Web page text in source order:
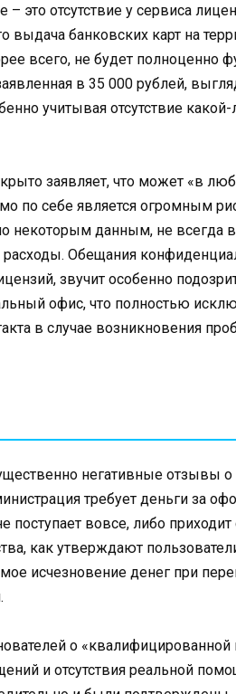
– это отсутствие у сервиса
выдача банковских карт на
всего, не будет полноценно
в 35 000 рублей,
учитывая отсутствие
заявляет, что может «в
по себе является огромным
некоторым данным, не всегда
Обещания
звучит особенно
офис, что полностью
в случае возникновения
негативные отзывы
требует деньги за
поступает вовсе, либо
как утверждают
исчезновение денег при
о
и отсутствия реальной